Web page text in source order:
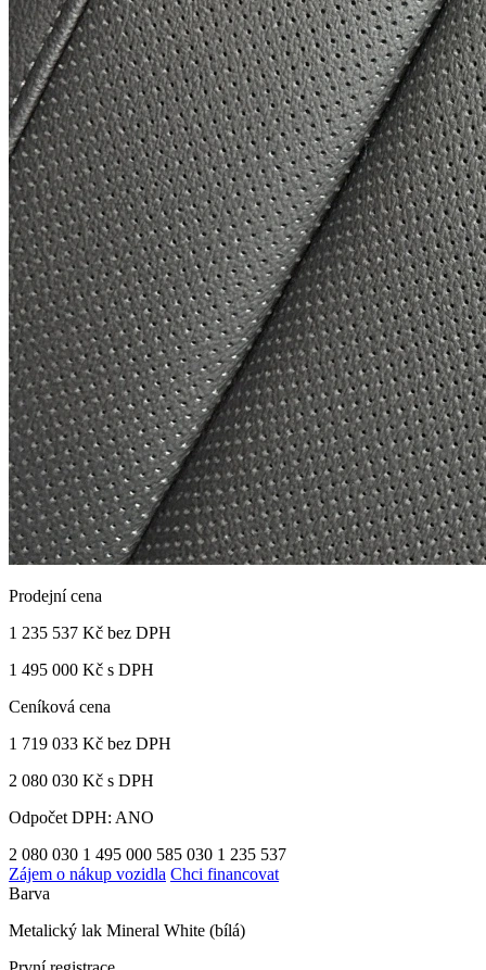
Prodejní cena
1 235 537 Kč bez DPH
1 495 000 Kč s DPH
Ceníková cena
1 719 033 Kč bez DPH
2 080 030 Kč s DPH
Odpočet DPH: ANO
2 080 030 1 495 000 585 030 1 235 537
Zájem o nákup vozidla Chci financovat
Barva
Metalický lak Mineral White (bílá)